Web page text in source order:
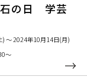
石の日 学芸
～ 2024年10月14日(月)
〜